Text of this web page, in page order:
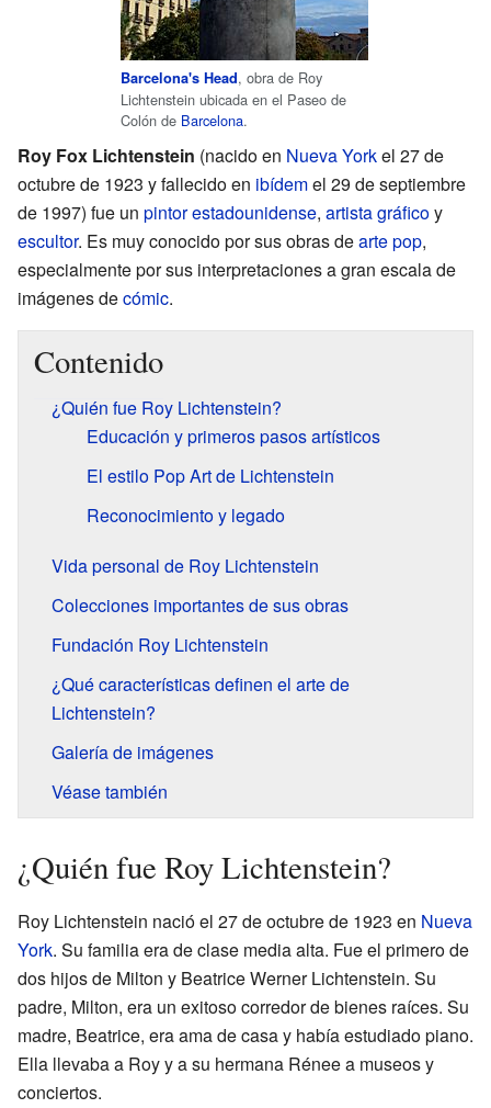
Barcelona's Head, obra de Roy
Lichtenstein ubicada en el Paseo de
Colón de Barcelona.
Roy Fox Lichtenstein (nacido en Nueva Yorkel 27 de
octubre de 1923 y fallecido en ibídemel 29 de septiembre
de 1997) fue un pintorestadounidense, artista gráficoy
escultor. Es muy conocido por sus obras dearte pop,
especialmente por sus interpretaciones a gran escala de
imágenes decómic.
Contenido
¿Quién fue Roy Lichtenstein?
Educación y primeros pasos artísticos
El estilo Pop Art de Lichtenstein
Reconocimiento y legado
Vida personal de Roy Lichtenstein
Colecciones importantes de sus obras
Fundación Roy Lichtenstein
¿Qué características definen el arte de
Lichtenstein?
Galería de imágenes
Véase también
¿Quién fue Roy Lichtenstein?
Roy Lichtenstein nació el 27 de octubre de 1923 en Nueva
York. Su familia era de clase media alta. Fue el primero de
dos hijos de Milton y Beatrice Werner Lichtenstein. Su
padre, Milton, era un exitoso corredor de bienes raíces. Su
madre, Beatrice, era ama de casa y había estudiado piano.
Ella llevaba a Roy y a su hermana Rénee a museos y
conciertos.